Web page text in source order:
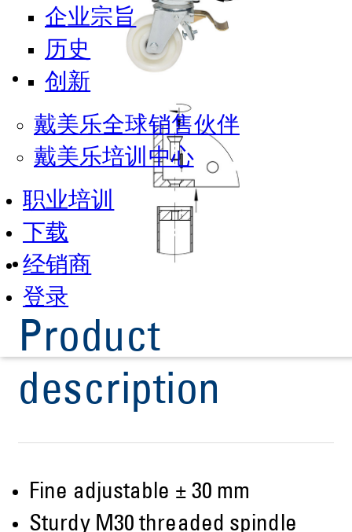
企业宗旨
历史
创新
戴美乐全球销售伙伴
戴美乐培训中心
职业培训
下载
经销商
登录
Product
description
Fine adjustable ± 30 mm
Sturdy M30 threaded spindle